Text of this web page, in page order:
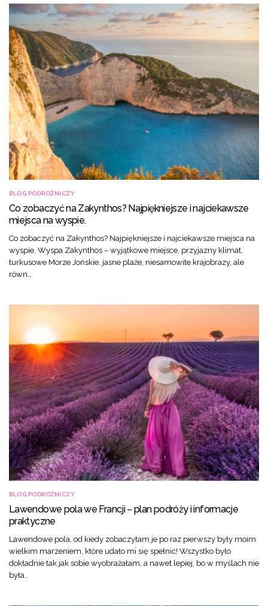
BLOG PODRÓŻNICZY
Co zobaczyć na Zakynthos? Najpiękniejsze i najciekawsze
miejsca na wyspie.
Co zobaczyć na Zakynthos? Najpiękniejsze i najciekawsze miejsca na
wyspie. Wyspa Zakynthos – wyjątkowe miejsce, przyjazny klimat,
turkusowe Morze Jońskie, jasne plaże, niesamowite krajobrazy, ale
równ…
BLOG PODRÓŻNICZY
Lawendowe pola we Francji – plan podróży i informacje
praktyczne
Lawendowe pola, od kiedy zobaczyłam je po raz pierwszy były moim
wielkim marzeniem, które udało mi się spełnić! Wszystko było
dokładnie tak jak sobie wyobrażałam, a nawet lepiej, bo w myślach nie
była…